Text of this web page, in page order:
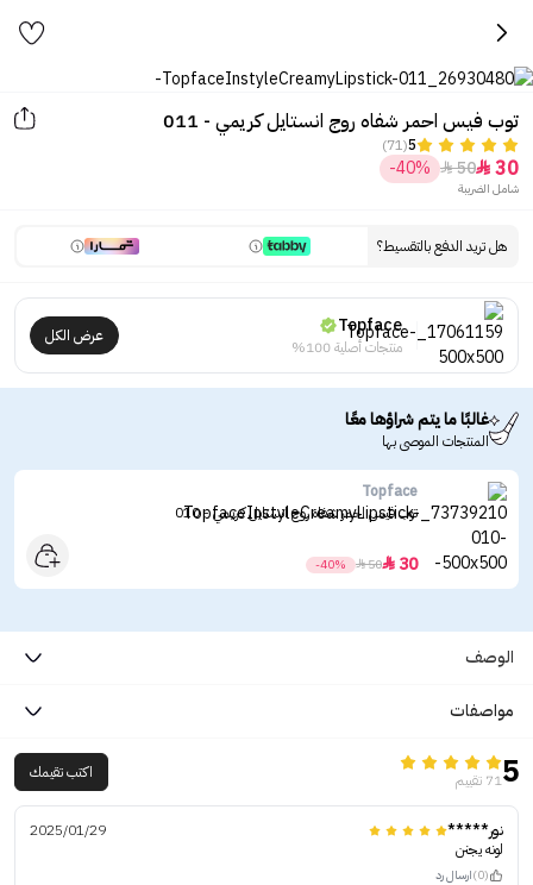
توب فيس احمر شفاه روج انستايل كريمي - 011
5
(71)
30

50

-40%
شامل الضريبة
هل تريد الدفع بالتقسيط؟
Topface
منتجات أصلية 100%
عرض الكل
غالبًا ما يتم شراؤها معًا
المنتجات الموصى بها
Topface
توب فيس احمر شفاه روج انستايل كريمي - 010
30

50

-40%
الوصف
مواصفات
571 تقييم اكتب تقيمك
نور*****
2025/01/29
لونه يجنن
(0) ارسال رد